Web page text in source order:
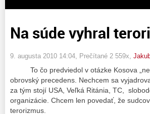
Na súde vyhral
9. augusta 2010 14:04 , Prečítané 2 559x,
To čo predviedol v otázke Kosova
obrovský precedens. Nechcem sa
za tým stojí USA, Veľká Ritánia, TC,
organizácie. Chcem len povedať, že
terorizmus.